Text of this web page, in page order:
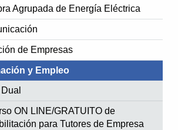
Agrupada de Energía Eléctrica
de Empresas
y Empleo
ON LINE/GRATUITO de
para Tutores de Empresa